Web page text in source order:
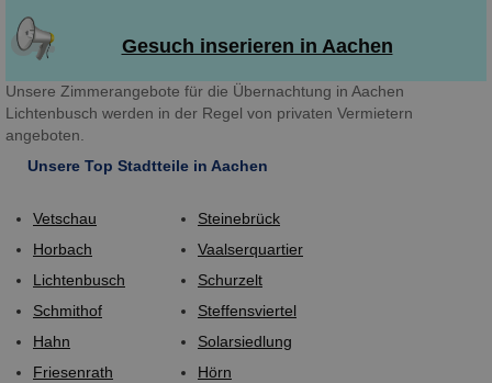
Gesuch inserieren in Aachen
Unsere Zimmerangebote für die Übernachtung in Aachen
Lichtenbusch werden in der Regel von privaten Vermietern
angeboten.
Unsere Top Stadtteile in Aachen
Vetschau
Horbach
Lichtenbusch
Schmithof
Hahn
Friesenrath
Steinebrück
Vaalserquartier
Schurzelt
Steffensviertel
Solarsiedlung
Hörn